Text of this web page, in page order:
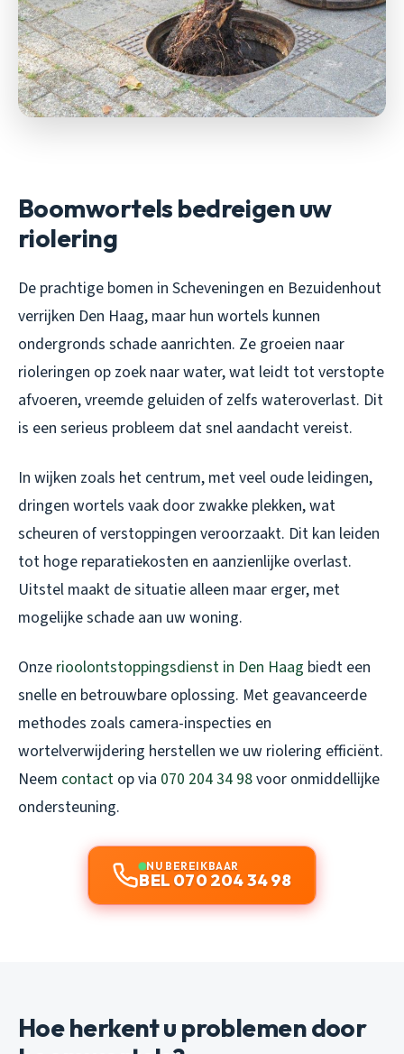
Boomwortels bedreigen uw
riolering
De prachtige bomen in Scheveningen en Bezuidenhout
verrijken Den Haag, maar hun wortels kunnen
ondergronds schade aanrichten. Ze groeien naar
rioleringen op zoek naar water, wat leidt tot verstopte
afvoeren, vreemde geluiden of zelfs wateroverlast. Dit
is een serieus probleem dat snel aandacht vereist.
In wijken zoals het centrum, met veel oude leidingen,
dringen wortels vaak door zwakke plekken, wat
scheuren of verstoppingen veroorzaakt. Dit kan leiden
tot hoge reparatiekosten en aanzienlijke overlast.
Uitstel maakt de situatie alleen maar erger, met
mogelijke schade aan uw woning.
Onze rioolontstoppingsdienst in Den Haag biedt een
snelle en betrouwbare oplossing. Met geavanceerde
methodes zoals camera-inspecties en
wortelverwijdering herstellen we uw riolering efficiënt.
Neem contact op via 070 204 34 98voor onmiddellijke
ondersteuning.
NU BEREIKBAAR
BEL 070 204 34 98
Hoe herkent u problemen door